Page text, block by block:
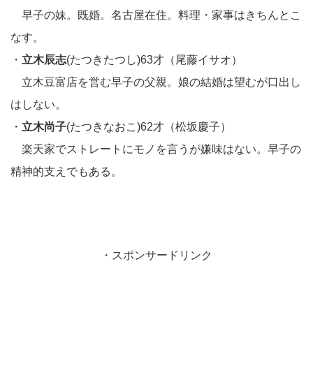
早子の妹。既婚。名古屋在住。料理・家事はきちんとこ
なす。
・ 立木辰志(たつきたつし)63才（尾藤イサオ）
立木豆富店を営む早子の父親。娘の結婚は望むが口出し
はしない。
・ 立木尚子(たつきなおこ)62才（松坂慶子）
楽天家でストレートにモノを言うが嫌味はない。早子の
精神的支えでもある。
・スポンサードリンク